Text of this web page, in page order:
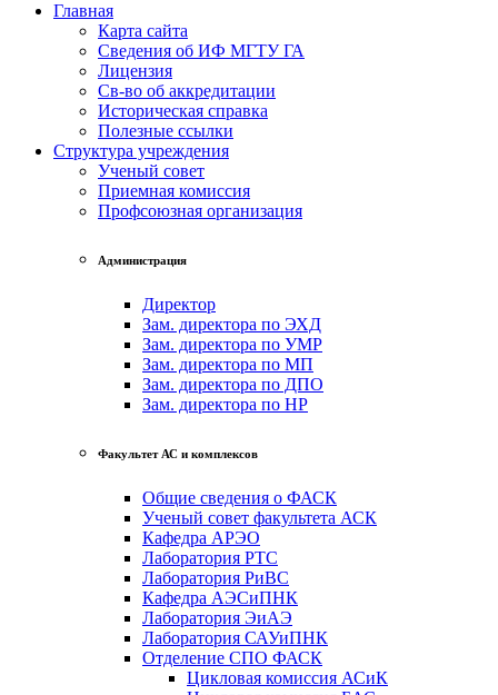
Главная
Карта сайта
Сведения об ИФ МГТУ ГА
Лицензия
Св-во об аккредитации
Историческая справка
Полезные ссылки
Структура учреждения
Ученый совет
Приемная комиссия
Профсоюзная организация
Администрация
Директор
Зам. директора по ЭХД
Зам. директора по УМР
Зам. директора по МП
Зам. директора по ДПО
Зам. директора по НР
Факультет АС и комплексов
Общие сведения о ФАСК
Ученый совет факультета АСК
Кафедра АРЭО
Лаборатория РТС
Лаборатория РиВС
Кафедра АЭСиПНК
Лаборатория ЭиАЭ
Лаборатория САУиПНК
Отделение СПО ФАСК
Цикловая комиссия АСиК